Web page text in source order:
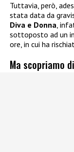
Tuttavia, però,
stata data da
Diva e Donna,
sottoposto ad un
ore, in cui ha
Ma scopriamo